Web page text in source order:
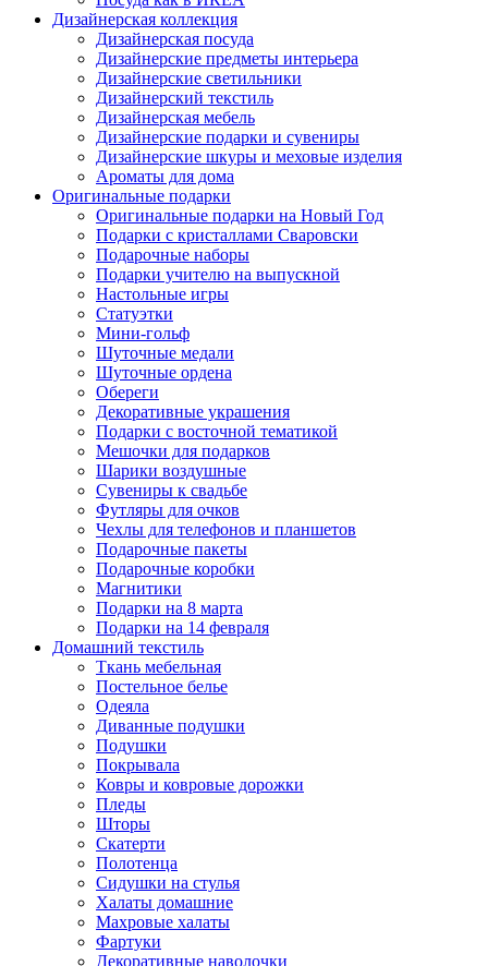
Дизайнерская коллекция
Дизайнерская посуда
Дизайнерские предметы интерьера
Дизайнерские светильники
Дизайнерский текстиль
Дизайнерская мебель
Дизайнерские подарки и сувениры
Дизайнерские шкуры и меховые изделия
Ароматы для дома
Оригинальные подарки
Оригинальные подарки на Новый Год
Подарки с кристаллами Сваровски
Подарочные наборы
Подарки учителю на выпускной
Настольные игры
Статуэтки
Мини-гольф
Шуточные медали
Шуточные ордена
Обереги
Декоративные украшения
Подарки с восточной тематикой
Мешочки для подарков
Шарики воздушные
Сувениры к свадьбе
Футляры для очков
Чехлы для телефонов и планшетов
Подарочные пакеты
Подарочные коробки
Магнитики
Подарки на 8 марта
Подарки на 14 февраля
Домашний текстиль
Ткань мебельная
Постельное белье
Одеяла
Диванные подушки
Подушки
Покрывала
Ковры и ковровые дорожки
Пледы
Шторы
Скатерти
Полотенца
Сидушки на стулья
Халаты домашние
Махровые халаты
Фартуки
Декоративные наволочки